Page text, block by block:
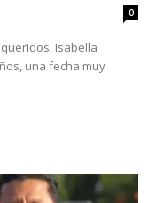
0
Isabella
una fecha muy